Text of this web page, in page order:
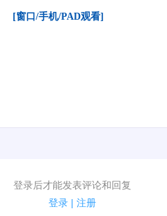
[窗口/手机/PAD观看]
登录后才能发表评论和回复
登录 | 注册
论了！